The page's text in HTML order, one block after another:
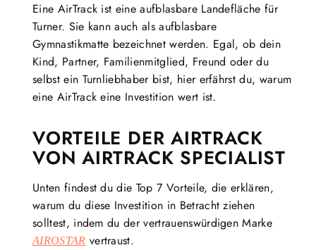
Eine AirTrack ist eine aufblasbare Landefläche für
Turner. Sie kann auch als aufblasbare
Gymnastikmatte bezeichnet werden. Egal, ob dein
Kind, Partner, Familienmitglied, Freund oder du
selbst ein Turnliebhaber bist, hier erfährst du, warum
eine AirTrack eine Investition wert ist.
VORTEILE DER AIRTRACK
VON AIRTRACK SPECIALIST
Unten findest du die Top 7 Vorteile, die erklären,
warum du diese Investition in Betracht ziehen
solltest, indem du der vertrauenswürdigen Marke
AIROSTAR vertraust.